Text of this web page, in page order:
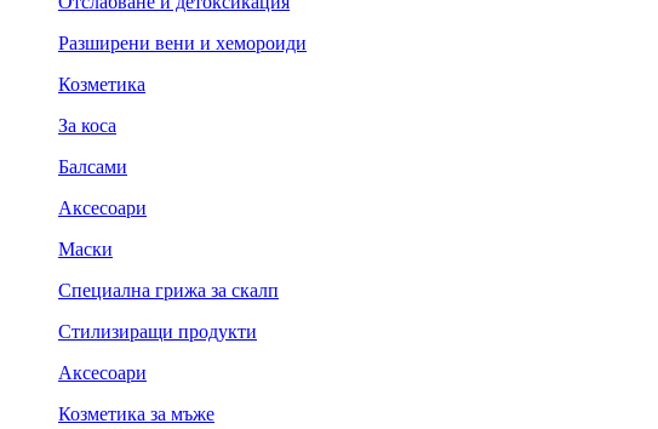
Разширени вени и хемороиди
Козметика
За коса
Балсами
Аксесоари
Маски
Специална грижа за скалп
Стилизиращи продукти
Аксесоари
Козметика за мъже